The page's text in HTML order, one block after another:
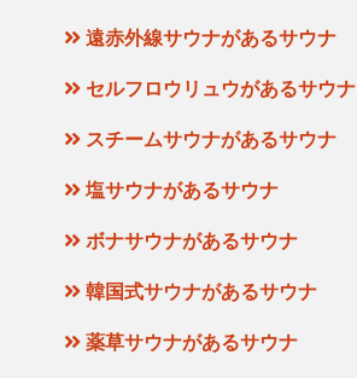
遠赤外線サウナがあるサウナ
セルフロウリュウがあるサウナ
スチームサウナがあるサウナ
塩サウナがあるサウナ
ボナサウナがあるサウナ
韓国式サウナがあるサウナ
薬草サウナがあるサウナ